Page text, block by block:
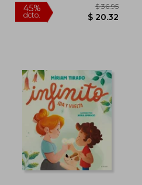
$ 56.75
$ 31.21
45%
dcto.